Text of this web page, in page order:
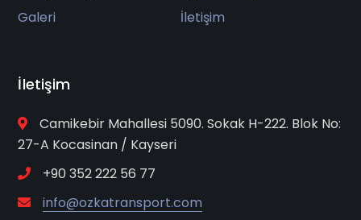
Galeri
İletişim
İletişim
Camikebir Mahallesi 5090. Sokak H-222. Blok No:
27-A Kocasinan / Kayseri
+90 352 222 56 77
info@ozkatransport.com